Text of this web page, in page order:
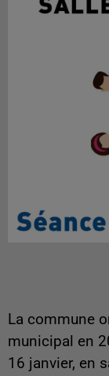
La commune
municipal en
16 janvier, en